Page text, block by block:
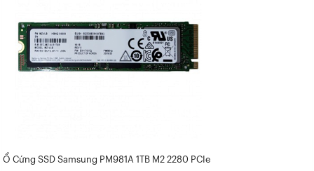
Ổ Cứng SSD Samsung PM981A 1TB M2 2280 PCIe